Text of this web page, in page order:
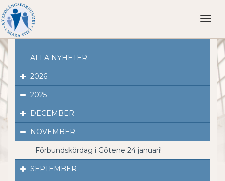
ALLA NYHETER
2026
2025
DECEMBER
NOVEMBER
Förbundskördag i Götene 24 januari!
SEPTEMBER